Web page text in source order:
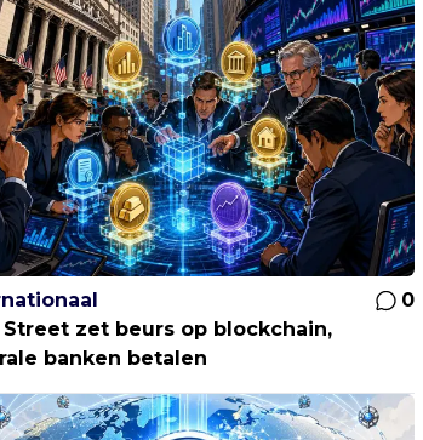
0
Street zet beurs op blockchain,
banken betalen